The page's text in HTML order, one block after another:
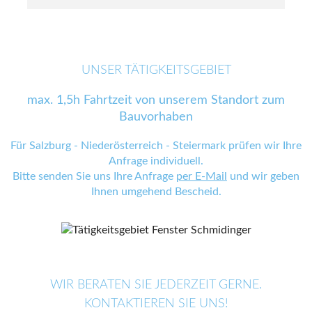
UNSER TÄTIGKEITSGEBIET
max. 1,5h Fahrtzeit von unserem Standort zum
Bauvorhaben
Für Salzburg - Niederösterreich - Steiermark prüfen wir Ihre
Anfrage individuell.
Bitte senden Sie uns Ihre Anfrage per E-Mail
und wir geben
Ihnen umgehend Bescheid.
WIR BERATEN SIE JEDERZEIT GERNE.
KONTAKTIEREN SIE UNS!